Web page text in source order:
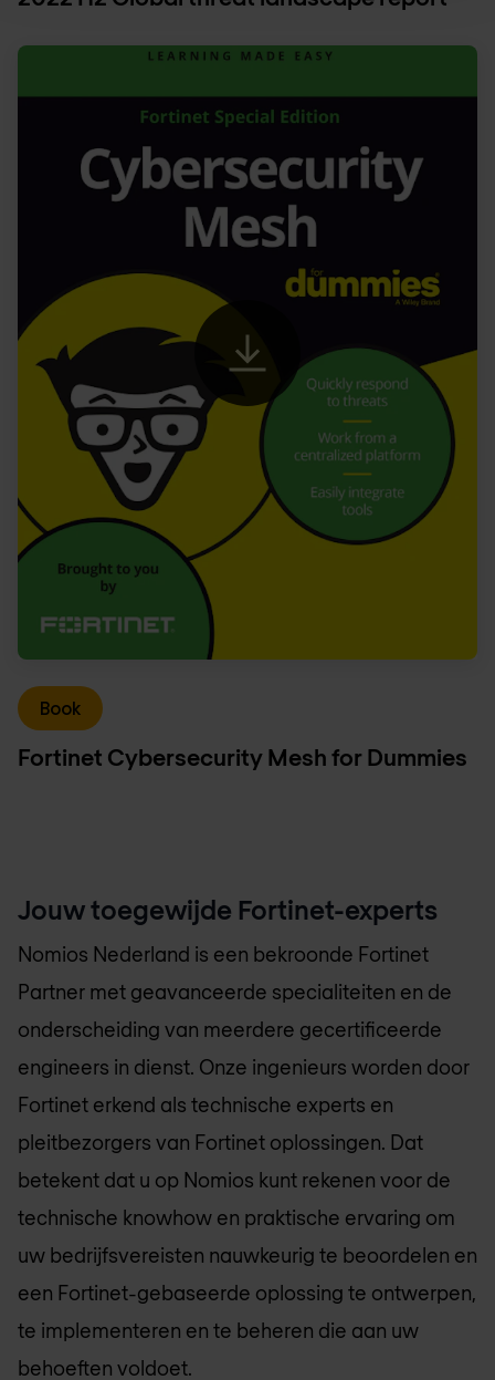
Book
Fortinet Cybersecurity Mesh for Dummies
Jouw toegewijde Fortinet-experts
Nomios Nederland is een bekroonde Fortinet
Partner met geavanceerde specialiteiten en de
onderscheiding van meerdere gecertificeerde
engineers in dienst. Onze ingenieurs worden door
Fortinet erkend als technische experts en
pleitbezorgers van Fortinet oplossingen. Dat
betekent dat u op Nomios kunt rekenen voor de
technische knowhow en praktische ervaring om
uw bedrijfsvereisten nauwkeurig te beoordelen en
een Fortinet-gebaseerde oplossing te ontwerpen,
te implementeren en te beheren die aan uw
behoeften voldoet.